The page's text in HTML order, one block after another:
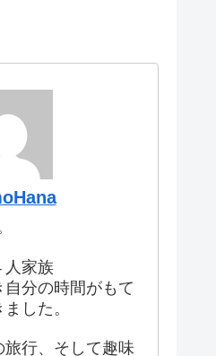
人家族
分の時間がもて
した。
行、そして趣味